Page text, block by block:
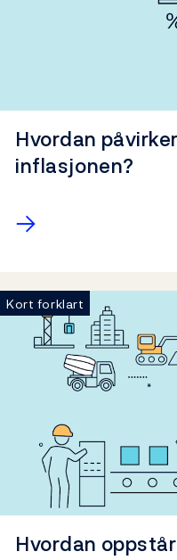
Kort forklart
Hvordan
inflasjonen?
→
Kort forklart
Kort forklart
Hvordan